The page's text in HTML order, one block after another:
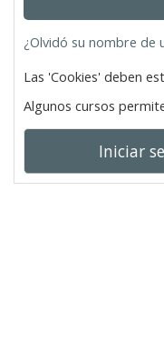
Trinity C.
¿Olvidó su nombre de
Las 'Cookies' deben
Algunos cursos
Iniciar